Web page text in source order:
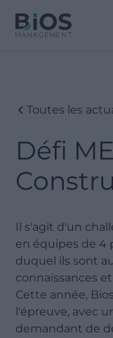
Toutes les
Défi
Il s'agit d'un
en équipes de 4
duquel ils sont
connaissances
Cette année,
l'épreuve, avec
demandant de